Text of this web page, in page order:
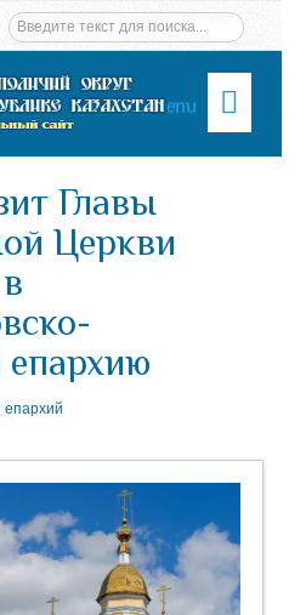
Menu
Главы
Церкви
епархию
епархий